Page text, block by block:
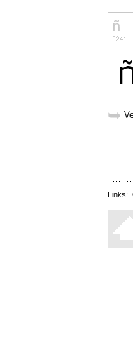
➥
Links: